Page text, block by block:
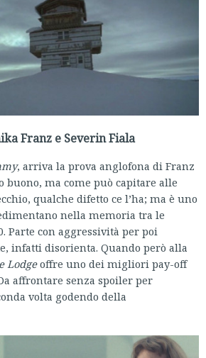
Franz e Severin Fiala
, arriva la prova anglofona di Franz
buono, ma come può capitare alle
qualche difetto ce l’ha; ma è uno
nella memoria tra le
Parte con aggressività per poi
infatti disorienta. Quando però alla
Lodgeoffre uno dei migliori pay-off
affrontare senza spoiler per
volta godendo della